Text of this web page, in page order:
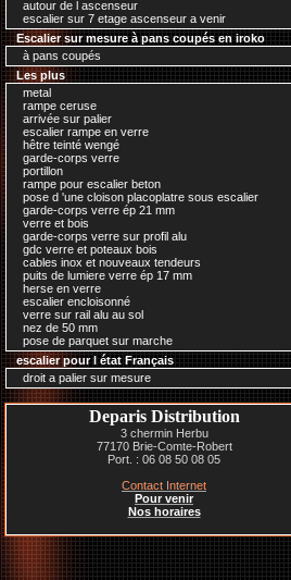
autour de l ascenseur
escalier sur 7 etage ascenseur a venir
Escalier sur mesure à pans coupés en iroko
à pans coupés
Les plus
metal
rampe ceruse
arrivée sur palier
escalier rampe en verre
hêtre teinté wengé
garde-corps verre
portillon
rampe pour escalier beton
pose d 'une cloison placoplatre sous escalier
garde-corps verre ép 21 mm
verre et bois
garde-corps verre sur profil alu
gdc verre et poteaux bois
cables inox et nouveaux tendeurs
puits de lumiere verre ép 17 mm
herse en verre
escalier encloisonné
verre sur rail alu au sol
nez de 50 mm
pose de parquet sur marche
escalier pour l état Français
droit a palier sur mesure
Deparis Distribution
3 chermin Herbu
77170 Brie-Comte-Robert
Port. : 06 08 50 08 05
Contact Internet
Pour venir
Nos horaires